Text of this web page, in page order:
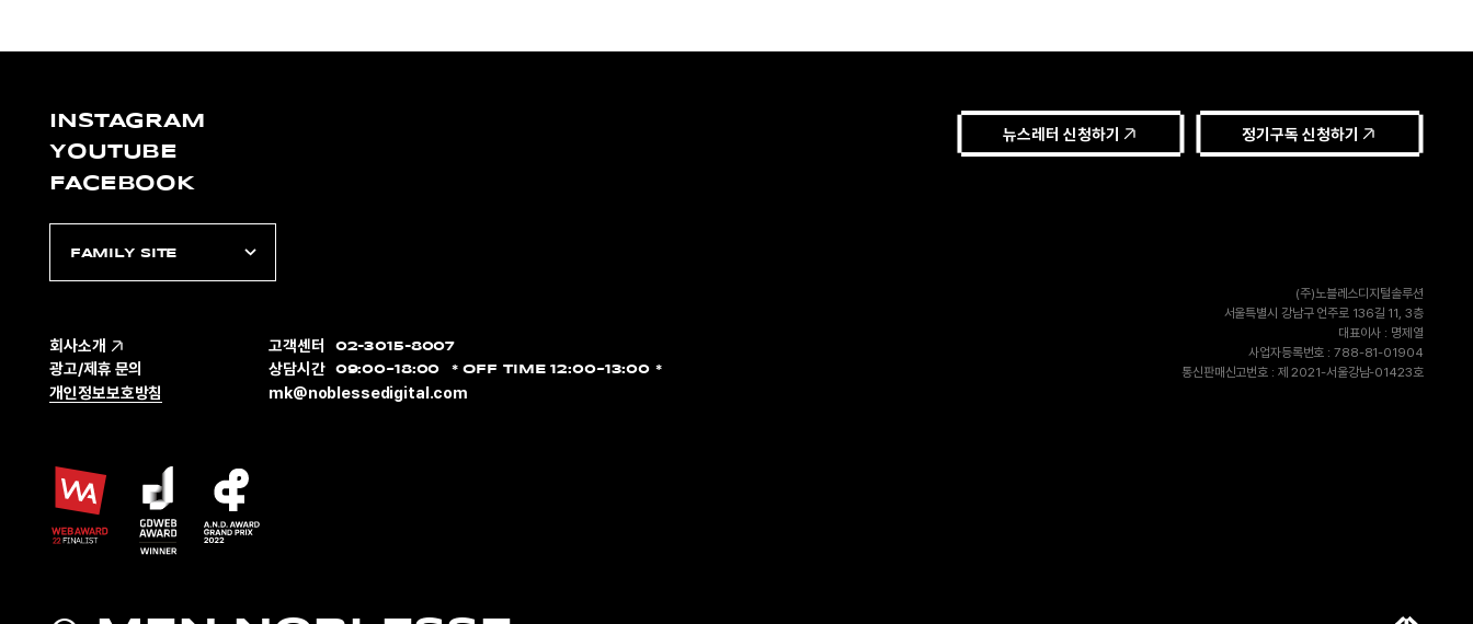
뉴스레터 신청하기 정기구독 신청하기
INSTAGRAM
YOUTUBE
FACEBOOK
FAMILY SITE
회사소개
광고/제휴 문의
개인정보보호방침
고객센터 02-3015-8007
상담시간 09:00~18:00 OFF TIME 12:00~13:00
mk@noblessedigital.com
(주)노블레스디지털솔루션
서울특별시 강남구 언주로 136길 11, 3층
대표이사 : 명제열
사업자등록번호 : 788-81-01904
통신판매신고번호 : 제 2021-서울강남-01423호